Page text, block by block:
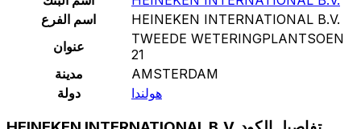
اسم الفرع
HEINEKEN INTERNATIONAL B.V.
عنوان
TWEEDE WETERINGPLANTSOEN
21
مدينة
AMSTERDAM
دولة
هولندا